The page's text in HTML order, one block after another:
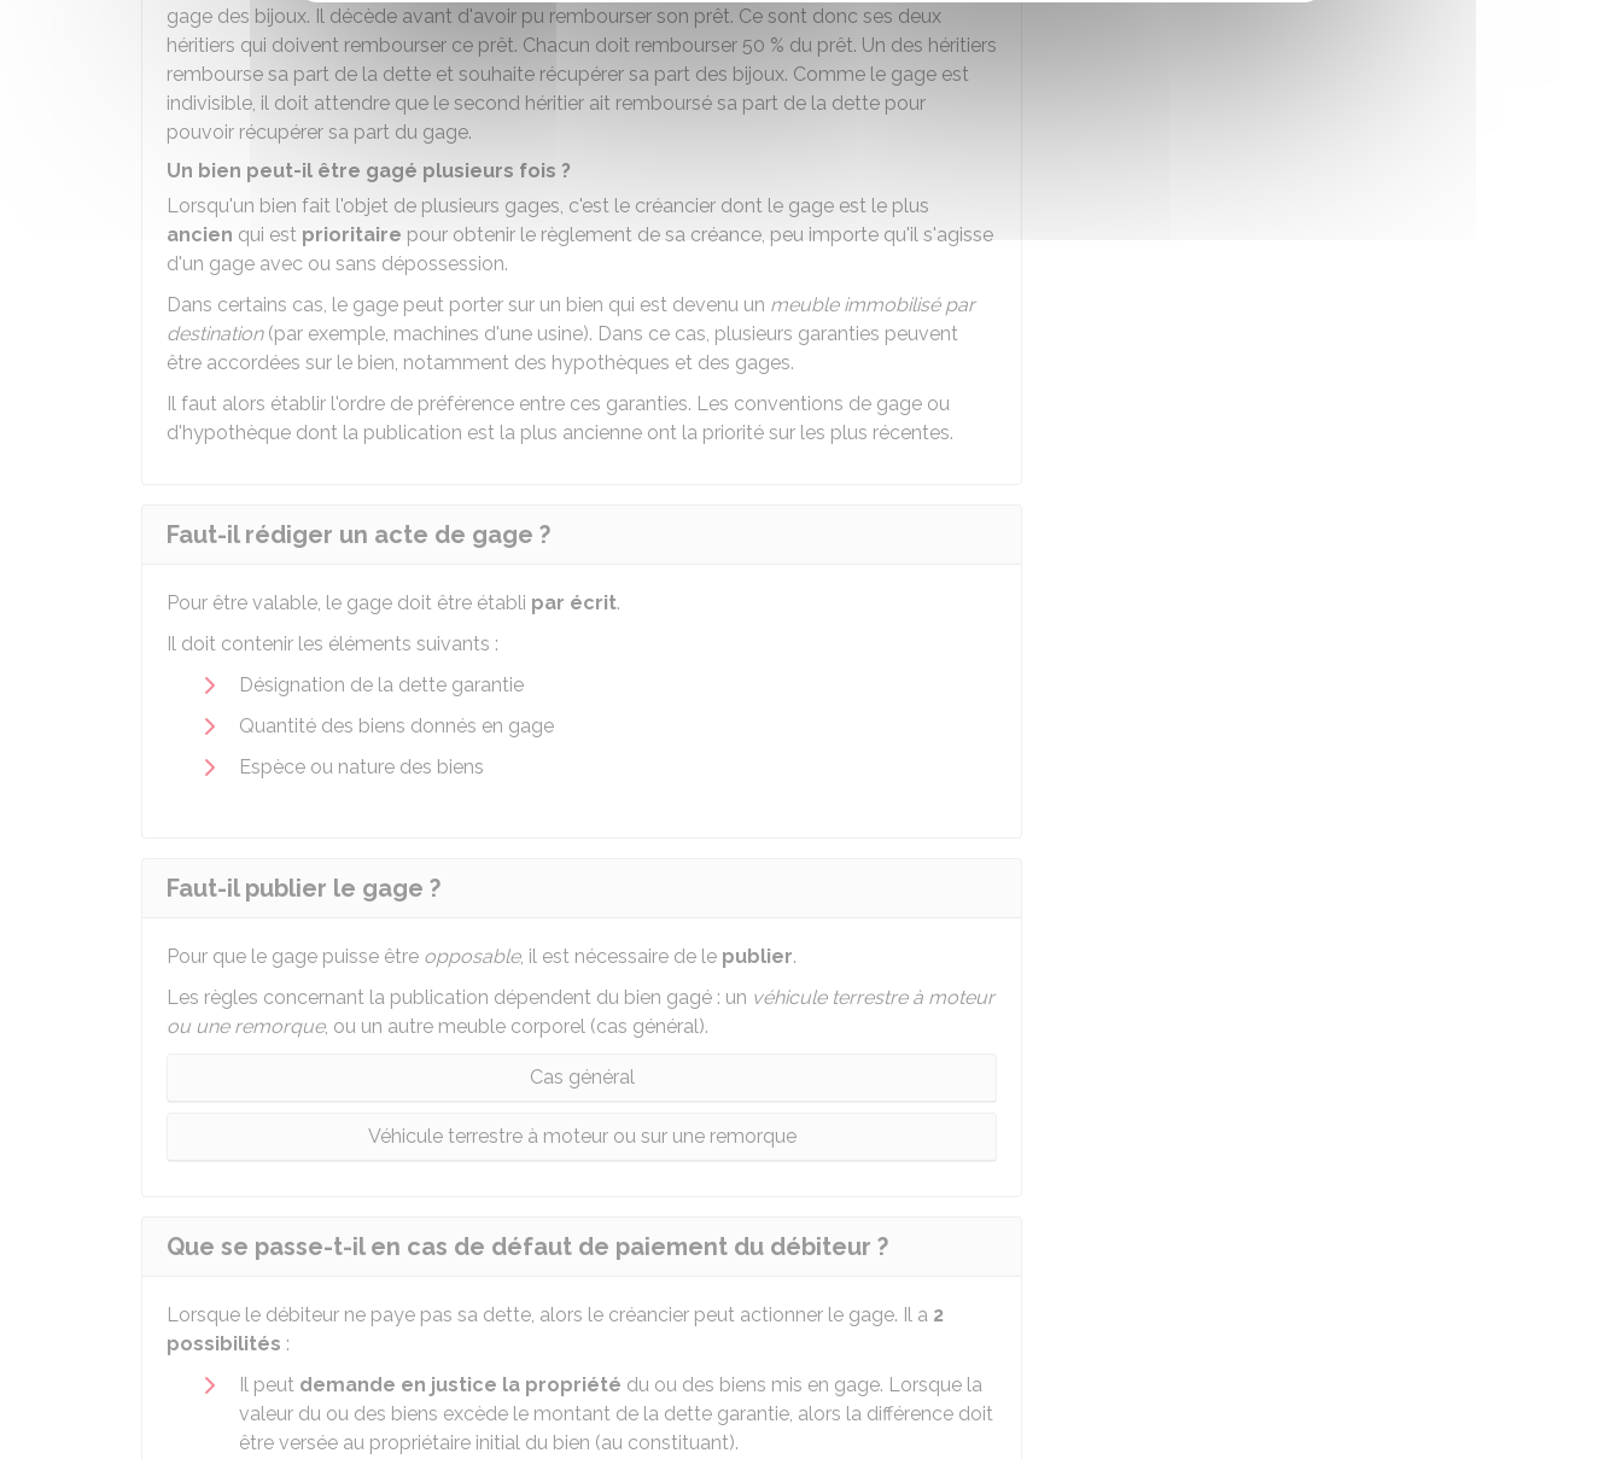
gage des bijoux. Il décède avant d'avoir pu rembourser son prêt. Ce sont donc ses deux
héritiers qui doivent rembourser ce prêt. Chacun doit rembourser 50 % du prêt. Un des héritiers
rembourse sa part de la dette et souhaite récupérer sa part des bijoux. Comme le gage est
indivisible, il doit attendre que le second héritier ait remboursé sa part de la dette pour
pouvoir récupérer sa part du gage.
Un bien peut-il être gagé plusieurs fois ?
Lorsqu'un bien fait l'objet de plusieurs gages, c'est le créancier dont le gage est le plus
ancien qui est prioritaire pour obtenir le règlement de sa créance, peu importe qu'il s'agisse
d'un gage avec ou sans dépossession.
Dans certains cas, le gage peut porter sur un bien qui est devenu un meuble immobilisé par
destination(par exemple, machines d'une usine). Dans ce cas, plusieurs garanties peuvent
être accordées sur le bien, notamment des hypothèques et des gages.
Il faut alors établir l'ordre de préférence entre ces garanties. Les conventions de gage ou
d'hypothèque dont la publication est la plus ancienne ont la priorité sur les plus récentes.
Faut-il rédiger un acte de gage ?
Pour être valable, le gage doit être établi par écrit.
Il doit contenir les éléments suivants :
Désignation de la dette garantie
Quantité des biens donnés en gage
Espèce ou nature des biens
Faut-il publier le gage ?
Pour que le gage puisse être opposable, il est nécessaire de le publier.
Les règles concernant la publication dépendent du bien gagé : un véhicule terrestre à moteur
ou une remorque, ou un autre meuble corporel (cas général).
Cas général
Véhicule terrestre à moteur ou sur une remorque
Que se passe-t-il en cas de défaut de paiement du débiteur ?
Lorsque le débiteur ne paye pas sa dette, alors le créancier peut actionner le gage. Il a 2
possibilités :
Il peut demande en justice la propriété du ou des biens mis en gage. Lorsque la
valeur du ou des biens excède le montant de la dette garantie, alors la différence doit
être versée au propriétaire initial du bien (au constituant).